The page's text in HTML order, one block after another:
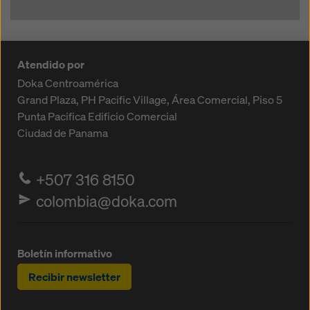
Atendido por
Doka Centroamérica
Grand Plaza, PH Pacific Village, Área Comercial, Piso 5
Punta PacificaEdificio Comercial
Ciudad de Panama
+507 316 8150
colombia@doka.com
Boletín informativo
Recibir newsletter